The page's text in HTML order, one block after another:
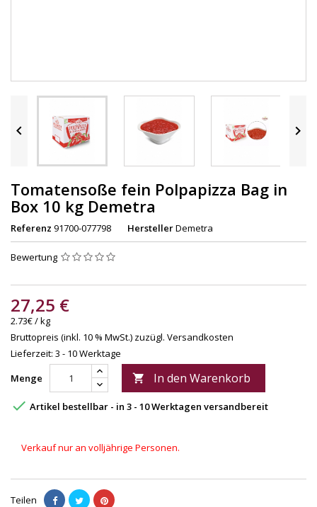
 
Tomatensoße fein Polpapizza Bag in
Box 10 kg Demetra
Referenz 91700-077798 HerstellerDemetra
Bewertung
27,25 €
2.73€ / kg
Bruttopreis (inkl. 10 % MwSt.) zuzügl. Versandkosten
Lieferzeit: 3 - 10 Werktage
Menge
 In den Warenkorb
 Artikel bestellbar - in 3 - 10 Werktagen versandbereit
Verkauf nur an volljährige Personen.
Teilen